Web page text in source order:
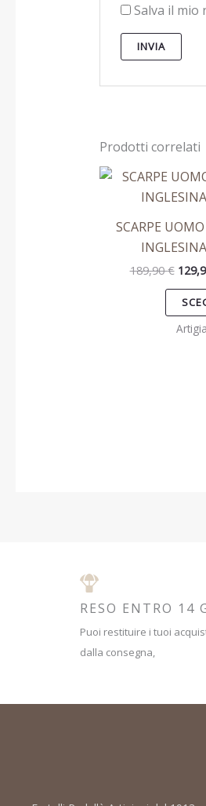
Salva il mio
Prodotti correlati
SCARPE
189,90€
Il
RESO ENTRO 14
Puoi restituire i tuoi
dalla consegna,